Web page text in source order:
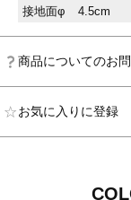
接地面φ
4.5cm
商品についてのお
お気に入りに登録